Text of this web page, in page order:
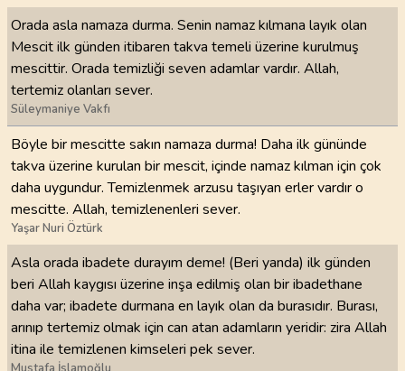
Orada asla namaza durma. Senin namaz kılmana layık olan
Mescit ilk günden itibaren takva temeli üzerine kurulmuş
mescittir. Orada temizliği seven adamlar vardır. Allah,
tertemiz olanları sever.
Süleymaniye Vakfı
Böyle bir mescitte sakın namaza durma! Daha ilk gününde
takva üzerine kurulan bir mescit, içinde namaz kılman için çok
daha uygundur. Temizlenmek arzusu taşıyan erler vardır o
mescitte. Allah, temizlenenleri sever.
Yaşar Nuri Öztürk
Asla orada ibadete durayım deme! (Beri yanda) ilk günden
beri Allah kaygısı üzerine inşa edilmiş olan bir ibadethane
daha var; ibadete durmana en layık olan da burasıdır. Burası,
arınıp tertemiz olmak için can atan adamların yeridir: zira Allah
itina ile temizlenen kimseleri pek sever.